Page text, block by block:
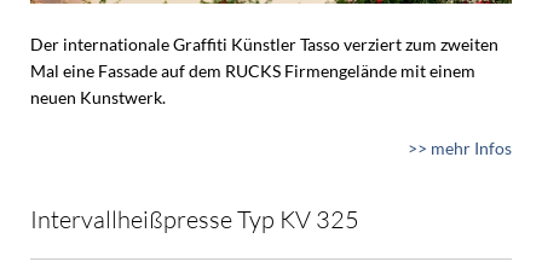
Der internationale Graffiti Künstler Tasso verziert zum zweiten
Mal eine Fassade auf dem RUCKS Firmengelände mit einem
neuen Kunstwerk.
>> mehr Infos
Intervallheißpresse Typ KV 325